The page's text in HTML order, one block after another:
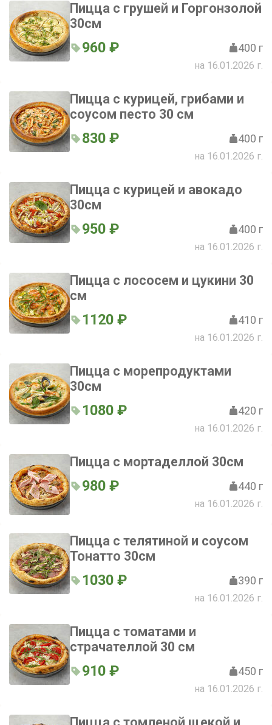
Пицца с грушей и Горгонзолой
30см
960 ₽ 400 г
на 16.01.2026 г.
Пицца с курицей, грибами и
соусом песто 30 см
830 ₽ 400 г
на 16.01.2026 г.
Пицца с курицей и авокадо
30см
950 ₽ 400 г
на 16.01.2026 г.
Пицца с лососем и цукини 30
см
1120 ₽ 410 г
на 16.01.2026 г.
Пицца с морепродуктами
30см
1080 ₽ 420 г
на 16.01.2026 г.
Пицца с мортаделлой 30см
980 ₽ 440 г
на 16.01.2026 г.
Пицца с телятиной и соусом
Тонатто 30см
1030 ₽ 390 г
на 16.01.2026 г.
Пицца с томатами и
страчателлой 30 см
910 ₽ 450 г
на 16.01.2026 г.